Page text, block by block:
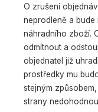
O zrušení
neprodleně a bude
náhradního zboží.
odmítnout a
objednatel již
prostředky mu
stejným
strany